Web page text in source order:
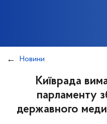
Новини
Київрада
парламенту
державного